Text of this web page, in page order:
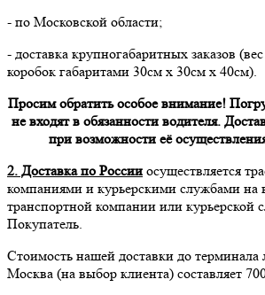
- по Московской области;
- доставка крупногабаритных заказов
коробок габаритами 30см х 30см х 40см).
Просим обратить особое внимание!
не входят в обязанности водителя.
при возможности её
2. Доставка по России осуществляется
компаниями и курьерскими службами на
транспортной компании или курьерской
Покупатель.
Стоимость нашей доставки до
Москва (на выбор клиента) составляет